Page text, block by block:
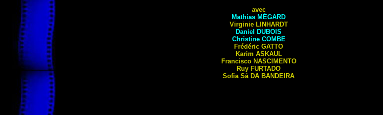
avec
Mathias MÉGARD
Virginie LINHARDT
Daniel
DUBOIS
Christine COMBE
Frédéric GATTO
Karim ASKAUL
Francisco NASCIMENTO
Ruy FURTADO
Sofia Sá DA BANDEIRA